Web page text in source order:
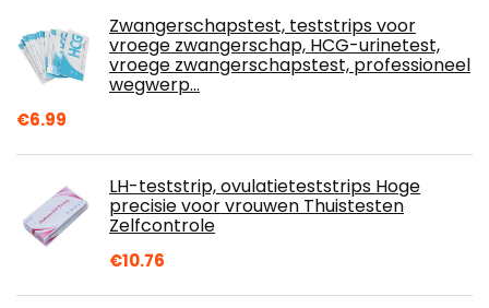
Zwangerschapstest, teststrips voor
vroege zwangerschap, HCG-urinetest,
vroege zwangerschapstest, professioneel
wegwerp…
€6.99
LH-teststrip, ovulatieteststrips Hoge
precisie voor vrouwen Thuistesten
Zelfcontrole
€10.76